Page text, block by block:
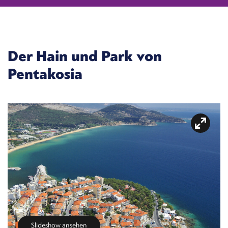
Der Hain und Park von
Pentakosia
Slideshow ansehen